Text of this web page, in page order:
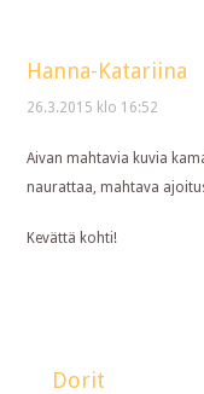
Hanna-Katariina
26.3.2015 klo 16:52
Aivan mahtavia kuvia
naurattaa, mahtava
Kevättä kohti!
Dorit